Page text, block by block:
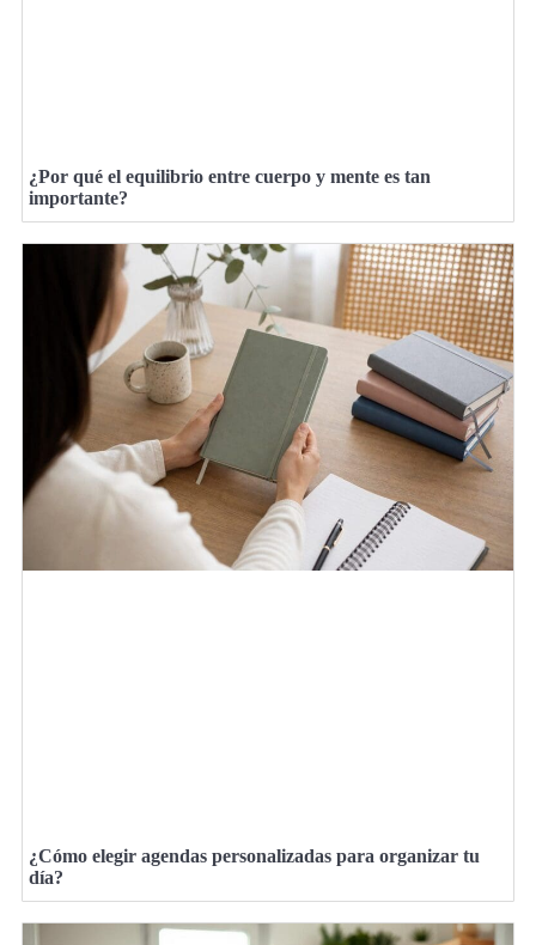
¿Por qué el equilibrio entre cuerpo y mente es tan
importante?
¿Cómo elegir agendas personalizadas para organizar tu
día?